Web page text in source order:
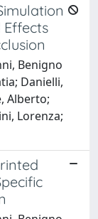
Benigno
Danielli,
Alberto;
Lorenza;